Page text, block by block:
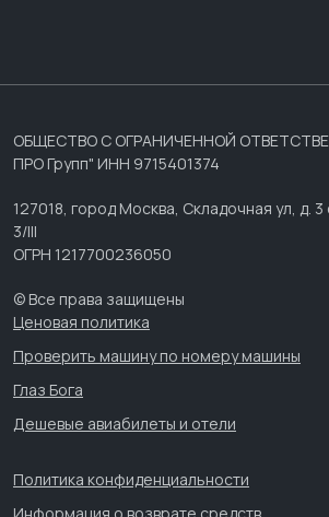
ОБЩЕСТВО С ОГРАНИЧЕННОЙ
ПРО Групп" ИНН 9715401374
127018, город Москва, Складочная ул, д.
3/III
ОГРН 1217700236050
© Все права защищены
Ценовая политика
Проверить машину по номеру машины
Глаз Бога
Дешевые авиабилеты и отели
Политика конфиденциальности